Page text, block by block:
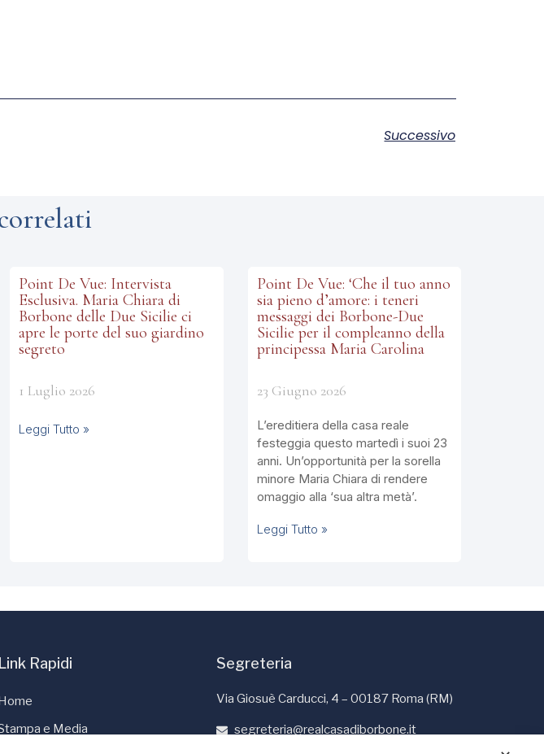
Successivo
Point De Vue: Intervista
Esclusiva. Maria Chiara di
Borbone delle Due Sicilie ci
apre le porte del suo giardino
segreto
1 Luglio 2026
Leggi Tutto »
Point De Vue: ‘Che il tuo anno
sia pieno d’amore: i teneri
messaggi dei Borbone-Due
Sicilie per il compleanno della
principessa Maria Carolina
23 Giugno 2026
L’ereditiera della casa reale
festeggia questo martedì i suoi 23
anni. Un’opportunità per la sorella
minore Maria Chiara di rendere
omaggio alla ‘sua altra metà’.
Leggi Tutto »
Link Rapidi
e Media
Segreteria
Via Giosuè Carducci, 4 – 00187 Roma (RM)
segreteria@realcasadiborbone.it